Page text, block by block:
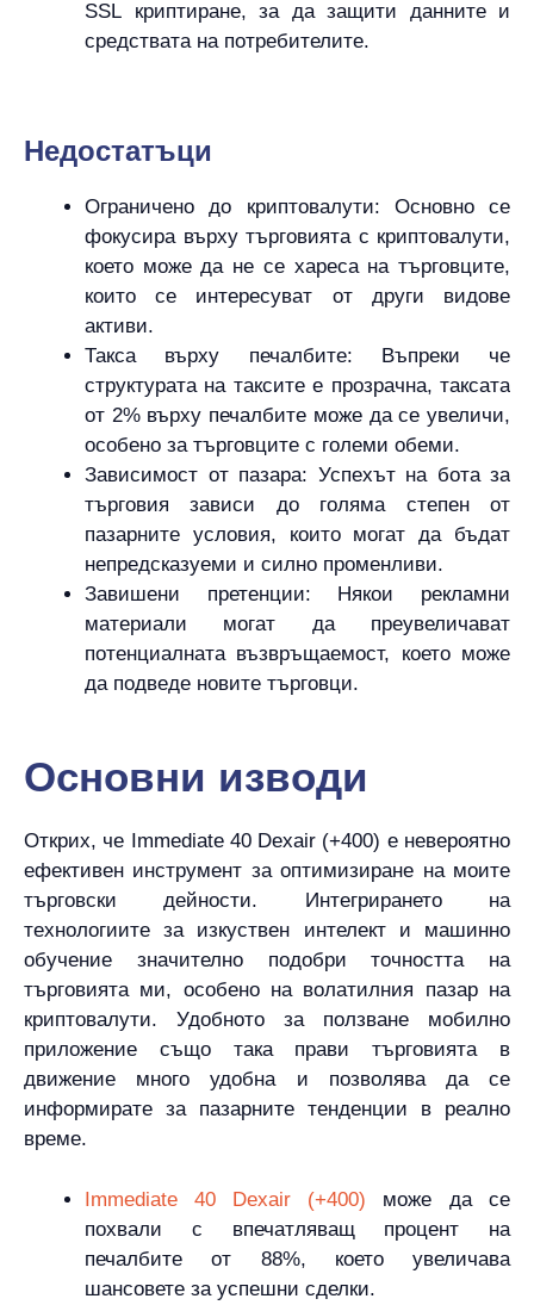
SSL криптиране, за да защити данните и
средствата на потребителите.
Hедостатъци
Ограничено до криптовалути: Основно се
фокусира върху търговията с криптовалути,
което може да не се хареса на търговците,
които се интересуват от други видове
активи.
Такса върху печалбите: Въпреки че
структурата на таксите е прозрачна, таксата
от 2% върху печалбите може да се увеличи,
особено за търговците с големи обеми.
Зависимост от пазара: Успехът на бота за
търговия зависи до голяма степен от
пазарните условия, които могат да бъдат
непредсказуеми и силно променливи.
Завишени претенции: Някои рекламни
материали могат да преувеличават
потенциалната възвръщаемост, което може
да подведе новите търговци.
Основни изводи
Открих, че Immediate 40 Dexair (+400) е невероятно
ефективен инструмент за оптимизиране на моите
търговски дейности. Интегрирането на
технологиите за изкуствен интелект и машинно
обучение значително подобри точността на
търговията ми, особено на волатилния пазар на
криптовалути. Удобното за ползване мобилно
приложение също така прави търговията в
движение много удобна и позволява да се
информирате за пазарните тенденции в реално
време.
Immediate 40 Dexair (+400) може да се
похвали с впечатляващ процент на
печалбите от 88%, което увеличава
шансовете за успешни сделки.